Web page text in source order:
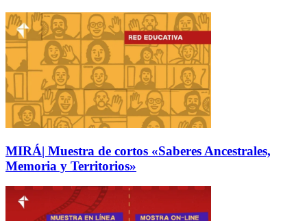
MIRÁ| Muestra de cortos «Saberes Ancestrales,
Memoria y Territorios»